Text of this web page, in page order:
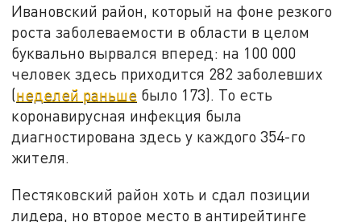
Ивановский район, который на фоне резкого
роста заболеваемости в области в целом
буквально вырвался вперед: на 100 000
человек здесь приходится 282 заболевших
(неделей раньше было 173). То есть
коронавирусная инфекция была
диагностирована здесь у каждого 354-го
жителя.
Пестяковский район хоть и сдал позиции
лидера, но второе место в антирейтинге